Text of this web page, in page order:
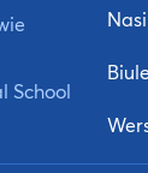
School